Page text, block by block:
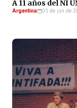
A 11 años del NI
Argentina 03 de jun de